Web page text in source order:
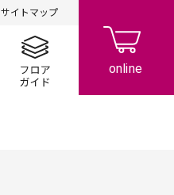
サイトマップ
サービスガイドフロアガイド